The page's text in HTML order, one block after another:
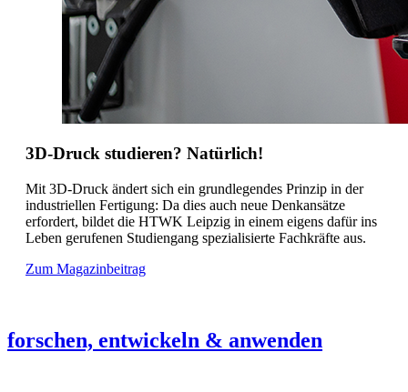
3D-Druck studieren? Natürlich!
Mit 3D-Druck ändert sich ein grundlegendes Prinzip in der
industriellen Fertigung: Da dies auch neue Denkansätze
erfordert, bildet die HTWK Leipzig in einem eigens dafür ins
Leben gerufenen Studiengang spezialisierte Fachkräfte aus.
Zum Magazinbeitrag
forschen, entwickeln & anwenden